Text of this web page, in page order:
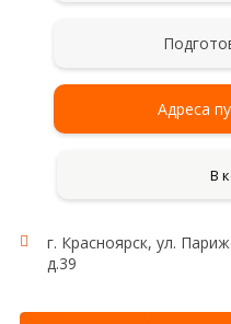
Адреса
В
г. Красноярск, ул.
д.39